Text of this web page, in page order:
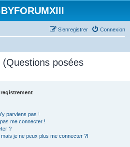
Connexion
S’enregistrer
posées
parviens pas !
me connecter !
?
je ne peux plus me connecter ?!